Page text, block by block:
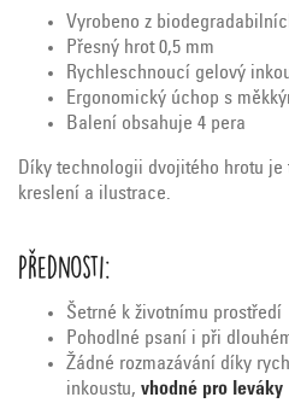
Vyrobeno z
Přesný hrot 0,5 mm
Rychleschnoucí gelový
Ergonomický úchop s
Balení obsahuje 4 pera
Díky technologii dvojitého hrotu
kreslení a ilustrace.
Přednosti:
Šetrné k životnímu prostředí
Pohodlné psaní i při
Žádné rozmazávání díky
inkoustu, vhodné pro leváky